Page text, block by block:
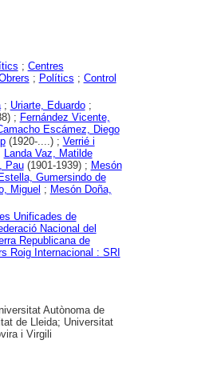
; Centres
; Polítics ; Control
; Uriarte, Eduardo;
; Fernández Vicente,
Escámez, Diego
(1920-....) ; Verrié i
Landa Vaz, Matilde
Pau(1901-1939) ; Mesón
Estella, Gumersindo de
Miguel ; Mesón Doña,
Unificades de
Nacional del
Republicana de
Roig Internacional : SRI
Autònoma de
de Lleida; Universitat
i Virgili